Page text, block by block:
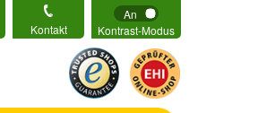
Kontakt
An
Kontrast-Modus